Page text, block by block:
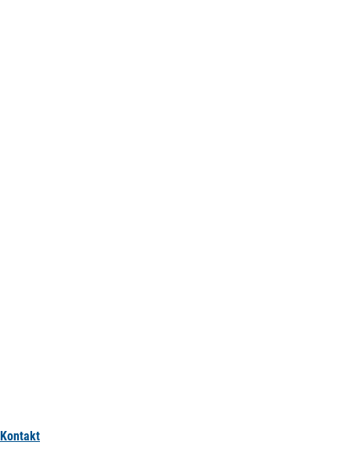
Kontakt